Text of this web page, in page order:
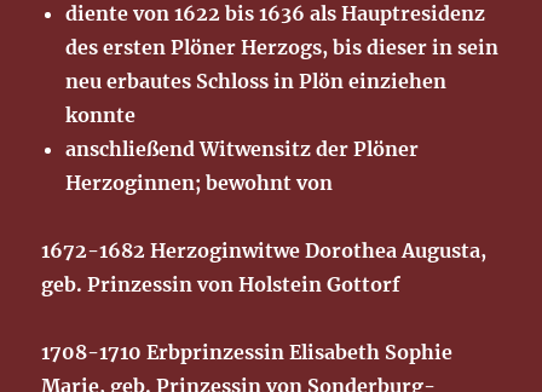
diente von 1622 bis 1636 als Hauptresidenz
des ersten Plöner Herzogs, bis dieser in sein
neu erbautes Schloss in Plön einziehen
konnte
anschließend Witwensitz der Plöner
Herzoginnen; bewohnt von
1672-1682 Herzoginwitwe Dorothea Augusta,
geb. Prinzessin von Holstein Gottorf
1708-1710 Erbprinzessin Elisabeth Sophie
Marie, geb. Prinzessin von Sonderburg-